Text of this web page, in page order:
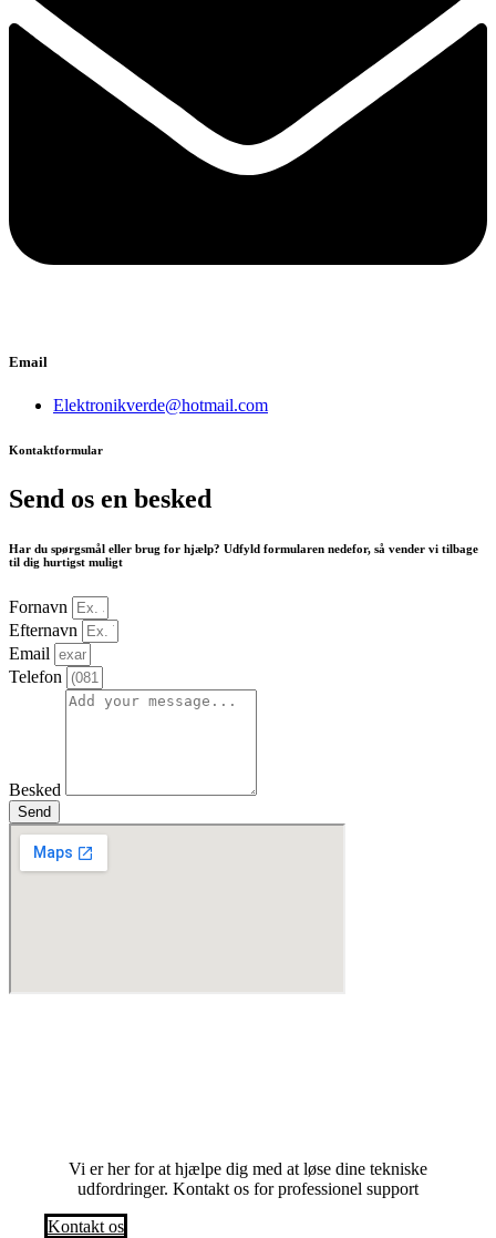
Email
Elektronikverde@hotmail.com
Kontaktformular
Send os en besked
Har du spørgsmål eller brug for hjælp? Udfyld formularen nedefor, så vender vi tilbage
til dig hurtigst muligt
Fornavn
Efternavn
Email
Telefon
Besked
Send
Vi er her for at hjælpe dig med at løse dine tekniske
udfordringer. Kontakt os for professionel support
Kontakt os